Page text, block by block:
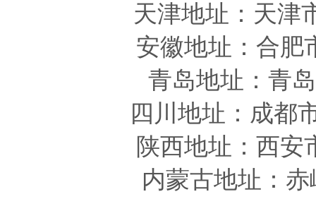
天津地址 ：天津
安徽地址 ：合
青岛地址 ：青
四川 地址 ：成都
陕西地址 ：西
内蒙古地址：